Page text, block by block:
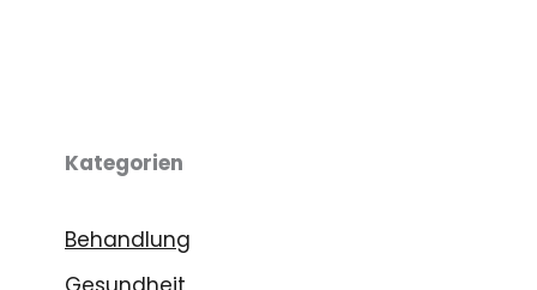
Kategorien
Behandlung